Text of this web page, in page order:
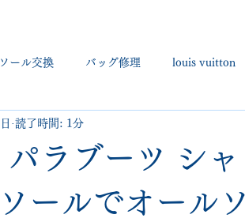
ール交換 バッグ修理 louis vuitton
allen edmonds
クリーニング•撥水コーティング ハーフ
ラブーツ シャ
ールでオール
読了時間: 1分